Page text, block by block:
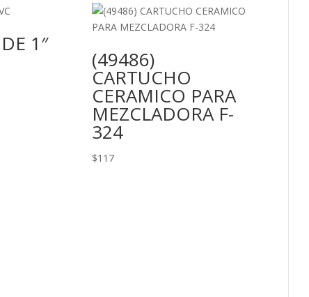
1″
(49486)
CARTUCHO
CERAMICO PARA
MEZCLADORA F-
324
$117